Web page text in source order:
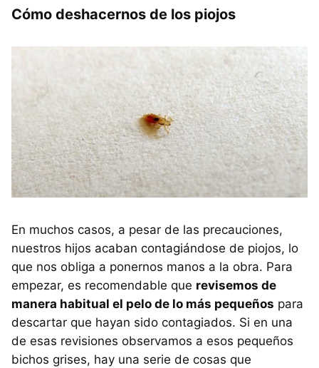
Cómo deshacernos de los piojos
En muchos casos, a pesar de las precauciones,
nuestros hijos acaban contagiándose de piojos, lo
que nos obliga a ponernos manos a la obra. Para
empezar, es recomendable que revisemos de
manera habitual el pelo de lo más pequeños para
descartar que hayan sido contagiados. Si en una
de esas revisiones observamos a esos pequeños
bichos grises, hay una serie de cosas que